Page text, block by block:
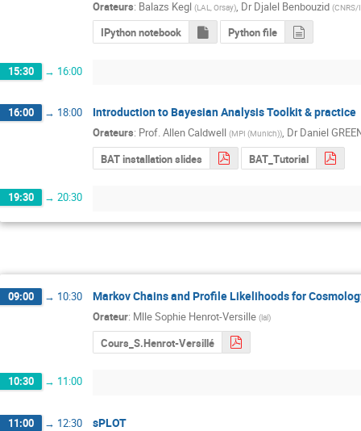
Orateurs: Balazs Kegl (LAL, Orsay) Dr Djalel Benbouzid (
IPython notebook Python file
15:30 → 16:00
16:00 → 18:00 Introduction to Bayesian Analysis Toolkit & practice
Orateurs: Prof.Allen Caldwell (MPI (Munich)), Dr Daniel
BAT installation slides
BAT_Tutorial
19:30 → 20:30
09:00 → 10:30 Markov Chains and Profile Likelihoods for
Orateur: MlleSophie Henrot-Versille (lal)
Cours_S.Henrot-Versillé
10:30 → 11:00
11:00 → 12:30 sPLOT